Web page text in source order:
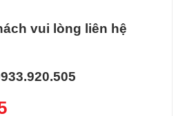
vui lòng liên hệ